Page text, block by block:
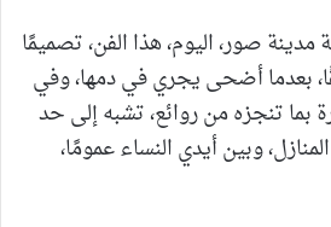
صور، اليوم، هذا الفن، تصميمًا
بعدما أضحى يجري في دمها، وفي
بما تنجزه من روائع، تشبه إلى حد
وبين أيدي النساء عمومًا،